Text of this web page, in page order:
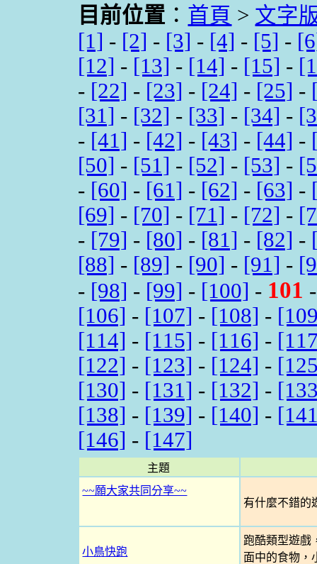
目前位置 ： 首頁 > 文字
[1] - [2] - [3] - [4] - [5] -
[12] - [13] - [14] - [15] -
- [22] - [23] - [24] - [25] -
[31] - [32] - [33] - [34] -
- [41] - [42] - [43] - [44] -
[50] - [51] - [52] - [53] -
- [60] - [61] - [62] - [63] -
[69] - [70] - [71] - [72] -
- [79] - [80] - [81] - [82] -
[88] - [89] - [90] - [91] -
- [98] - [99] - [100] - 101
[106] - [107] - [108] -
[114] - [115] - [116] -
[122] - [123] - [124] -
[130] - [131] - [132] -
[138] - [139] - [140] -
[146] - [147]
主題
~~願大家共同分享~~
有什麼不錯的
小鳥快跑
跑酷類型遊戲
面中的食物，